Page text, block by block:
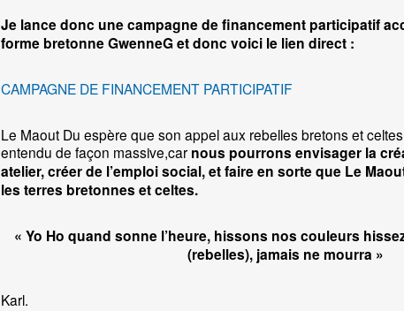
Je lance donc une campagne de financement participatif
forme bretonne GwenneG et donc voici le lien direct :
CAMPAGNE DE FINANCEMENT PARTICIPATIF
Le Maout Du espère que son appel aux rebelles bretons et
entendu de façon massive,car nous pourrons envisager la
atelier, créer de l’emploi social, et faire en sorte que Le
les terres bretonnes et celtes.
« Yo Ho quand sonne l’heure, hissons nos couleurs
(rebelles), jamais ne mourra »
Karl.